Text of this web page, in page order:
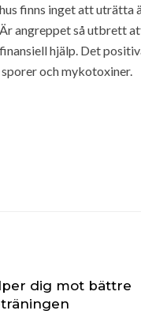
finns inget att uträtta
angreppet så utbrett
hjälp. Det
och mykotoxiner.
dig mot bättre